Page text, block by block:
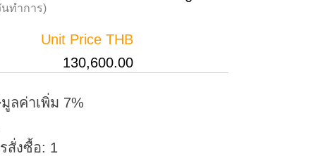
นทำการ)
Unit Price THB
130,600.00
ลค่าเพิ่ม 7%
สั่งซื้อ: 1